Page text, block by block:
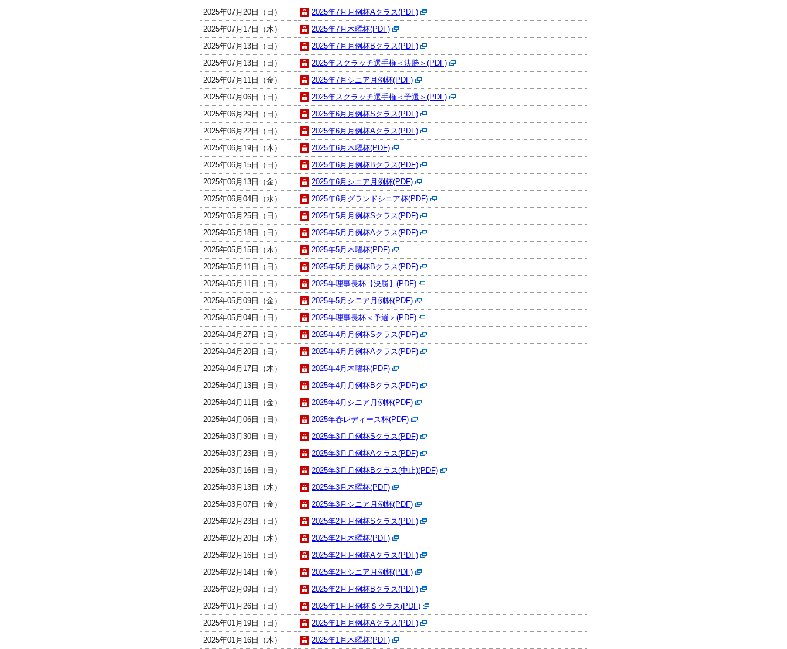
2025年07月20日（日）
2025年7月月例杯Aクラス(PDF)
2025年07月17日（木）
2025年7月木曜杯(PDF)
2025年07月13日（日）
2025年7月月例杯Bクラス(PDF)
2025年07月13日（日）
2025年スクラッチ選手権＜決勝＞(PDF)
2025年07月11日（金）
2025年7月シニア月例杯(PDF)
2025年07月06日（日）
2025年スクラッチ選手権＜予選＞(PDF)
2025年06月29日（日）
2025年6月月例杯Sクラス(PDF)
2025年06月22日（日）
2025年6月月例杯Aクラス(PDF)
2025年06月19日（木）
2025年6月木曜杯(PDF)
2025年06月15日（日）
2025年6月月例杯Bクラス(PDF)
2025年06月13日（金）
2025年6月シニア月例杯(PDF)
2025年06月04日（水）
2025年6月グランドシニア杯(PDF)
2025年05月25日（日）
2025年5月月例杯Sクラス(PDF)
2025年05月18日（日）
2025年5月月例杯Aクラス(PDF)
2025年05月15日（木）
2025年5月木曜杯(PDF)
2025年05月11日（日）
2025年5月月例杯Bクラス(PDF)
2025年05月11日（日）
2025年理事長杯【決勝】(PDF)
2025年05月09日（金）
2025年5月シニア月例杯(PDF)
2025年05月04日（日）
2025年理事長杯＜予選＞(PDF)
2025年04月27日（日）
2025年4月月例杯Sクラス(PDF)
2025年04月20日（日）
2025年4月月例杯Aクラス(PDF)
2025年04月17日（木）
2025年4月木曜杯(PDF)
2025年04月13日（日）
2025年4月月例杯Bクラス(PDF)
2025年04月11日（金）
2025年4月シニア月例杯(PDF)
2025年04月06日（日）
2025年春レディース杯(PDF)
2025年03月30日（日）
2025年3月月例杯Sクラス(PDF)
2025年03月23日（日）
2025年3月月例杯Aクラス(PDF)
2025年03月16日（日）
2025年3月月例杯Bクラス(中止)(PDF)
2025年03月13日（木）
2025年3月木曜杯(PDF)
2025年03月07日（金）
2025年3月シニア月例杯(PDF)
2025年02月23日（日）
2025年2月月例杯Sクラス(PDF)
2025年02月20日（木）
2025年2月木曜杯(PDF)
2025年02月16日（日）
2025年2月月例杯Aクラス(PDF)
2025年02月14日（金）
2025年2月シニア月例杯(PDF)
2025年02月09日（日）
2025年2月月例杯Bクラス(PDF)
2025年01月26日（日）
2025年1月月例杯Ｓクラス(PDF)
2025年01月19日（日）
2025年1月月例杯Aクラス(PDF)
2025年01月16日（木）
2025年1月木曜杯(PDF)